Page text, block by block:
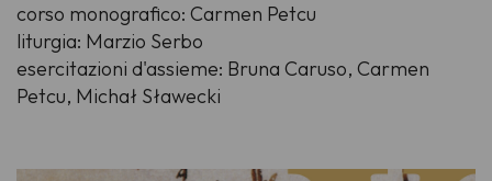
corso monografico: Carmen Petcu
liturgia: Marzio Serbo
esercitazioni d'assieme: Bruna Caruso, Carmen
Petcu, Michał Sławecki